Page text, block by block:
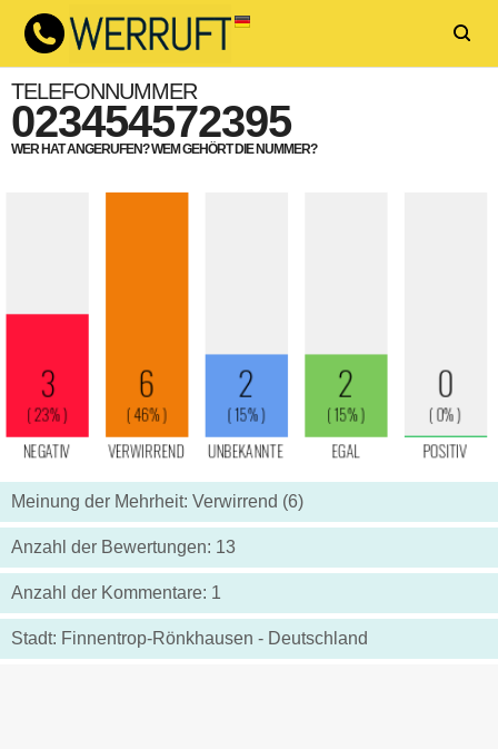
TELEFONNUMMER
023454572395
WER HAT ANGERUFEN? WEM GEHÖRT DIE NUMMER?
Meinung der Mehrheit: Verwirrend (6)
Anzahl der Bewertungen: 13
Anzahl der Kommentare: 1
Stadt: Finnentrop-Rönkhausen - Deutschland